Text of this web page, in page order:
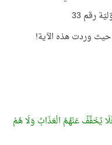
يُخَفَّفُ عَنْهُمُ الْعَذَابُ وَلَا هُمْ